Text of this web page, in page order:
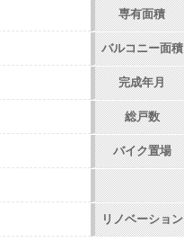
専有面積
バルコニー面積
完成年月
総戸数
バイク置場
リノベーション